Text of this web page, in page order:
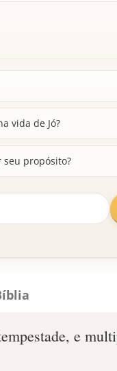
vida de Jó?
seu propósito?
e